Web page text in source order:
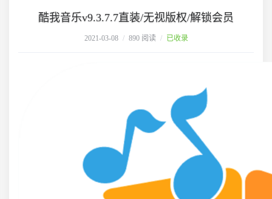
酷我音乐v9.3.7.7直装/无视版权/解锁会员
2021-03-08 / 890 阅读 / 已收录